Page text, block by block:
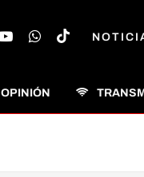
OPINIÓN